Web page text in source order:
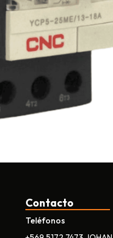
Contacto
Teléfonos